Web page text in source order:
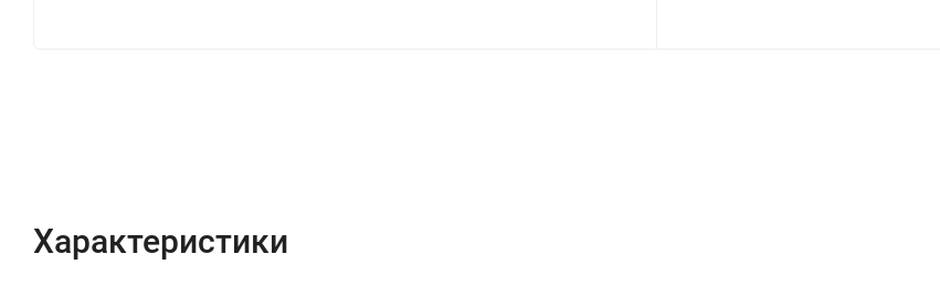
Характеристики